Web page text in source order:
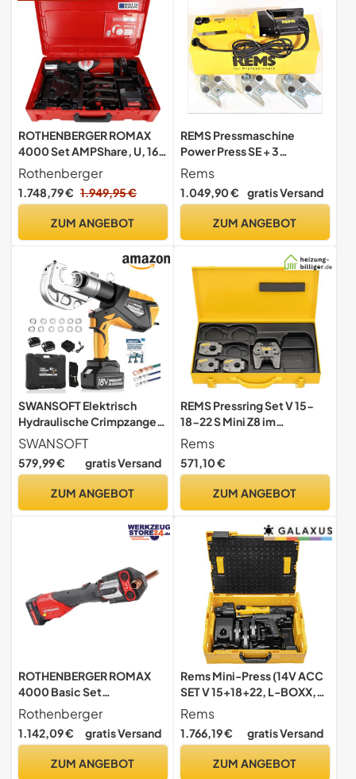
und Kabelschuhe
ROTHENBERGER ROMAX
4000 Set AMPShare, U, 16-
20-25mm, 4Ah Akku |
1000004170 |
Pressmaschine,
Presse, akkubetriebene
Pressbacken, Presszangen
Rothenberger
1.748,79 € 1.949,95 €
ZUM ANGEBOT
REMS Pressmaschine
Power Press SE + 3
Pressbacken TH 16/20/26
Verbundrohr Backe
Rems
1.049,90 € gratis Versand
ZUM ANGEBOT
SWANSOFT Elektrisch
Hydraulische Crimpzange,
12Ton 16mm²-400mm²
Akku-Hydraulik-
Crimpgerät für Cu/Al-
Kontinuierliches
und Aderendhülsen mit 12
SWANSOFT
579,99 € gratis Versand
ZUM ANGEBOT
REMS Pressring Set V 15-
18-22 S Mini Z8 im
Stahlblechkasten (574612
R)
Rems
571,10 €
ZUM ANGEBOT
ROTHENBERGER ROMAX
4000 Basic Set
Pressmaschine Standard,
EU, 1x2Ah und 1x4Ah Akku
Kapazität | 1000001923 |
Rohrpressmaschine
Rothenberger
1.142,09 € gratis Versand
ZUM ANGEBOT
Rems Mini-Press (14V ACC
SET V 15+18+22, L-BOXX,
Presszangen, mit 2
schwenkbaren Monoblock-
Pressbacken, kompakte
Rems
1.766,19 € gratis Versand
ZUM ANGEBOT